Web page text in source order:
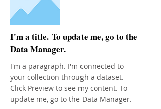
I'm a title. To update me, go to the
Data Manager.
I'm a paragraph. I'm connected to
your collection through a dataset.
Click Preview to see my content. To
update me, go to the Data Manager.